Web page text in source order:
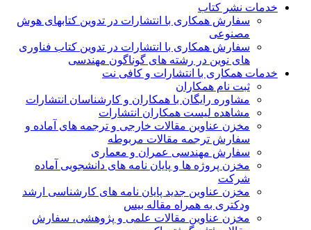
خدمات نشر کتاب
سفارش همکاری با انتشارات در تدوین کتابهای هوش
مصنوعی
سفارش همکاری با انتشارات در تدوین کتاب فناوری
های نوین در رشته های گوناگون مهندسی
خدمات همکاری با انتشارات و کافی نت
ثبت نام همکاران
مشاوره رایگان با همکاران و کارشناسان انتشارات
مشاهده لیست همکاران انتشارات
مخزن عناوین مقالات خارجی و ترجمه های آماده و
سفارش ترجمه مقالات مربوطه
سفارش مهندسی عمران و معماری
مخزن پروژه ها و پایان نامه های دانشجویی آماده
شرکت
مخزن عناوین جدید پایان نامه های کارشناسی ارشد
ودکتری به همراه مقاله بیس
مخزن عناوین مقالات علمی و پژوهشی، سفارش